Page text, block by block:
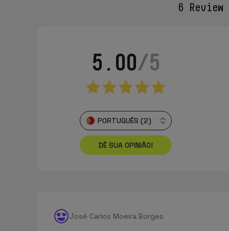
6 Review
5.00/5
DÊ SUA OPINIÃO!
PORTUGUÊS (2)
José Carlos Moeira Borges